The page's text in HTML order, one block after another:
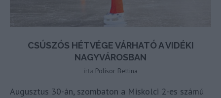
CSÚSZÓS HÉTVÉGE VÁRHATÓ A VIDÉKI
NAGYVÁROSBAN
írta Polisor Bettina
Augusztus 30-án, szombaton a Miskolci 2-es számú